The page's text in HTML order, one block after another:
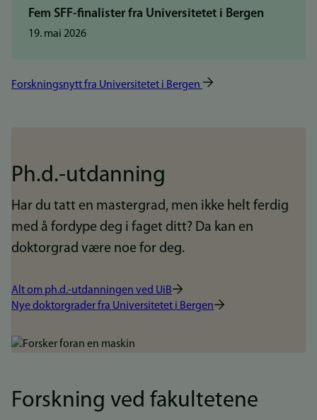
Fem SFF-finalister fra Universitetet i Bergen
19. mai 2026
Forskningsnytt fra Universitetet i Bergen
Ph.d.-utdanning
Har du tatt en mastergrad, men ikke helt ferdig
med å fordype deg i faget ditt? Da kan en
doktorgrad være noe for deg.
Alt om ph.d.-utdanningen ved UiB
Nye doktorgrader fra Universitetet i Bergen
Bilde
Forskning ved fakultetene